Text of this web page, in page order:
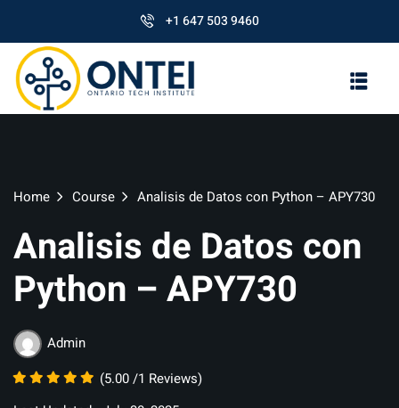
+1 647 503 9460
Home Course Analisis de Datos con Python – APY730
Analisis de Datos con
Python – APY730
Admin
(5.00 /1 Reviews)